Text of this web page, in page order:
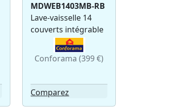
MDWEB1403MB-RB
Lave-vaisselle 14
couverts intégrable
Conforama (399 €)
Comparez